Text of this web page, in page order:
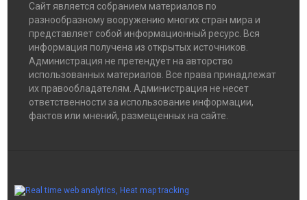
Сайт является собранием материалов по
разнообразному вооружению многих стран мира и
представляет собой информационный ресурс. Вся
информация получена из открытых источников.
Администрация не претендует на авторство
использованных материалов. Все права принадлежат
их правообладателям. Администрация не несет
ответственности за использование информации,
фактов или мнений, размещенных на сайте.